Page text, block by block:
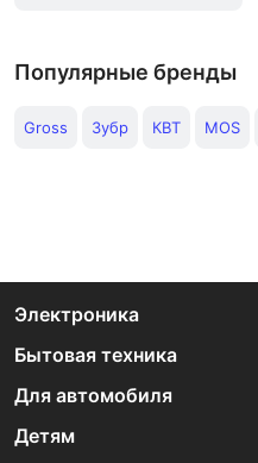
Популярные бренды
Gross Зубр КВТ MOS
Электроника
Бытовая техника
Для автомобиля
Детям